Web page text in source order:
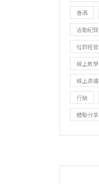
春酒
活動紀錄
社群經營
線上教學
線上直播
行銷
體驗分享